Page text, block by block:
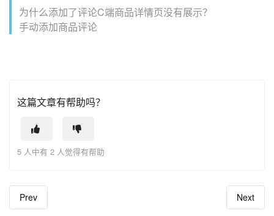
为什么添加了评论C端商品详情页没有展示？
手动添加商品评论
这篇文章有帮助吗？
5 人中有 2 人觉得有帮助
Prev Next